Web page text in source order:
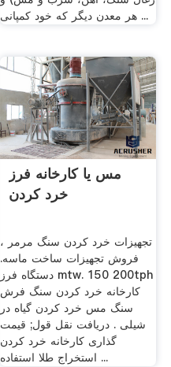
هر معدن دیگر که خود کمپانی ...
مس یا کارخانه فرز
خرد کردن
تجهیزات خرد کردن سنگ مرمر ،
فروش تجهیزات ساخت ماسه.
دستگاه فرز mtw. 150 200tph
کارخانه خرد کردن سنگ فرش
سنگ مس خرد کردن گیاه در
شیلی . دریافت نقل قول; قیمت
گذاری کارخانه خرد کردن
استخراج طلا استفاده ...